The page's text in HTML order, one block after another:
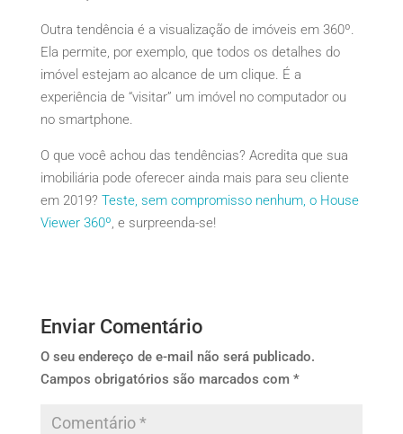
Outra tendência é a visualização de imóveis em 360º.
Ela permite, por exemplo, que todos os detalhes do
imóvel estejam ao alcance de um clique. É a
experiência de “visitar” um imóvel no computador ou
no smartphone.
O que você achou das tendências? Acredita que sua
imobiliária pode oferecer ainda mais para seu cliente
em 2019? Teste, sem compromisso nenhum, o House
Viewer 360º, e surpreenda-se!
Enviar Comentário
O seu endereço de e-mail não será publicado.
Campos obrigatórios são marcados com *